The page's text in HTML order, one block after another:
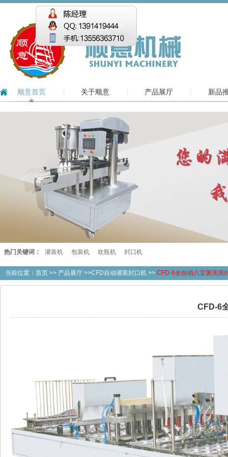
顺意首页 关于顺意 产品展厅 新品
热门关键词： 灌装机 包装机 吹瓶机 封口机
当前位置： 首页 >> 产品展厅 >>CFD自动灌装封口机 >> CFD-6全自动八宝粥充填
CFD-6